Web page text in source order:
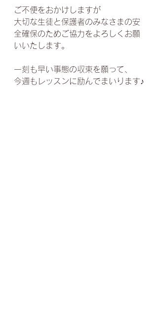
ご不便をおかけしますが
大切な生徒と保護者のみなさまの安
全確保のためご協力をよろしくお願
いいたします。
一刻も早い事態の収束を願って、
今週もレッスンに励んでまいります♪